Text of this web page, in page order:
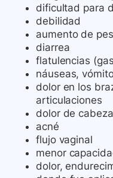
dificultad para
debilidad
aumento de
diarrea
flatulencias
náuseas,
dolor en los
articulaciones
dolor de cabeza
acné
flujo vaginal
menor
dolor,